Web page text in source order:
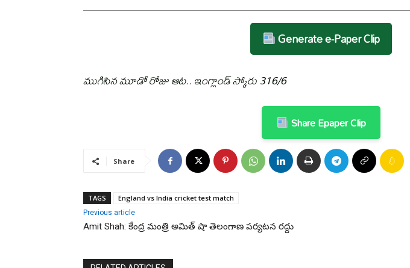
Generate e-Paper Clip
ముగిసిన మూడో రోజు ఆట.. ఇంగ్లాండ్‌ స్కోరు 316/6
Share Epaper Clip
Share
TAGS England vs India cricket test match
Previous article
Amit Shah: కేంద్ర మంత్రి అమిత్‌ షా తెలంగాణ పర్యటన రద్దు